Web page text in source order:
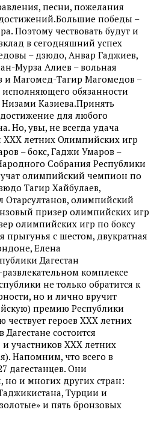
песни, пожелания
победы –
Поэтому чествовать будут и
в сегодняшний успех
– дзюдо, Анвар Гаджиев,
Мурза Алиев – вольная
и Магомед-Тагир Магомедов –
обязанности
Низами Казиева.Принять
для любого
Но, увы, не всегда удача
ХХХ летних Олимпийских игр
– бокс, Гаджи Умаров –
Собрания Республики
олимпийский чемпион по
Тагир Хайбулаев,
олимпийский
призер олимпийских игр
олимпийских игр по боксу
с шестом, двукратная
Елена
Дагестан
комплексе
не только обратится к
но и лично вручит
премию Республики
чествует героев ХХХ летних
состоится
и участников ХХХ летних
Напомним, что всего в
дагестанцев. Они
но и многих других стран:
Турции и
и пять бронзовых